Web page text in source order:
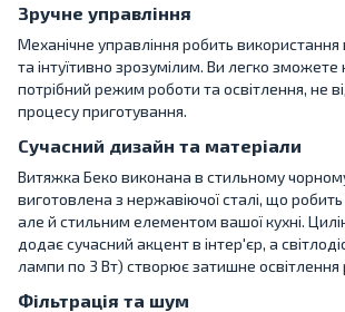
Зручне управління
Механічне управління робить
та інтуїтивно зрозумілим. Ви легко
потрібний режим роботи та освітлення, не
процесу приготування.
Сучасний дизайн та матеріали
Витяжка Беко виконана в стильному
виготовлена з нержавіючої сталі, що
але й стильним елементом вашої кухні.
додає сучасний акцент в інтер'єр, а
лампи по 3 Вт) створює затишне освітлення
Фільтрація та шум